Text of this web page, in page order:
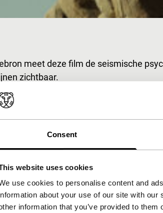
Consent
website uses cookies
use cookies to personalise content and
about your use of our site with
information that you’ve provided to
meet deze film de seismische
zichtbaar.